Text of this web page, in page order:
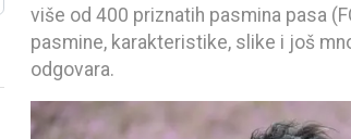
više od 400 priznatih pasmina pasa
pasmine, karakteristike, slike i još
odgovara.